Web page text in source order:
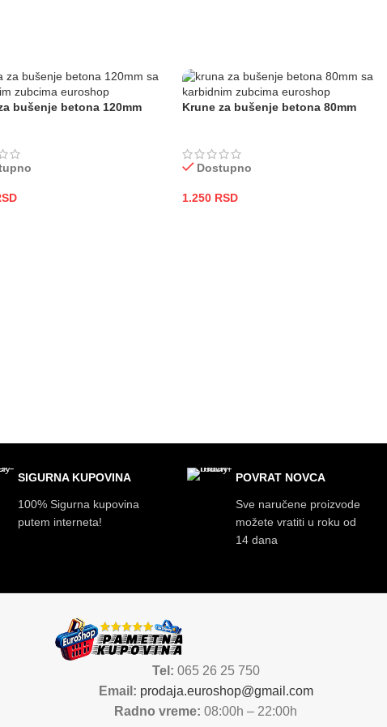
bušenje betona 120mm Krune za bušenje betona 80mm
Dostupno
1.250 RSD
SIGURNA KUPOVINA
100% Sigurna kupovina
putem interneta!
POVRAT NOVCA
Sve naručene proizvode
možete vratiti u roku od
14 dana
Tel: 065 26 25 750
Email: prodaja.euroshop@gmail.com
Radno vreme: 08:00h – 22:00h